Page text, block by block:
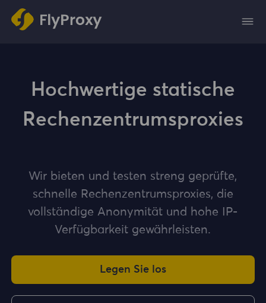
Hochwertige statische
Rechenzentrumsproxies
Wir bieten und testen streng geprüfte,
schnelle Rechenzentrumsproxies, die
vollständige Anonymität und hohe IP-
Verfügbarkeit gewährleisten.
Legen Sie los